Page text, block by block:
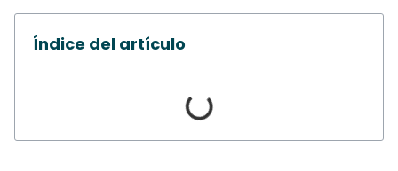
Índice del artículo